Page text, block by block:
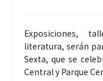
Exposiciones,
literatura, serán
Sexta, que se
Central y Parque